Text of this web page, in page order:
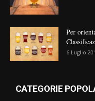
Per
6 Luglio
CATEGORIE